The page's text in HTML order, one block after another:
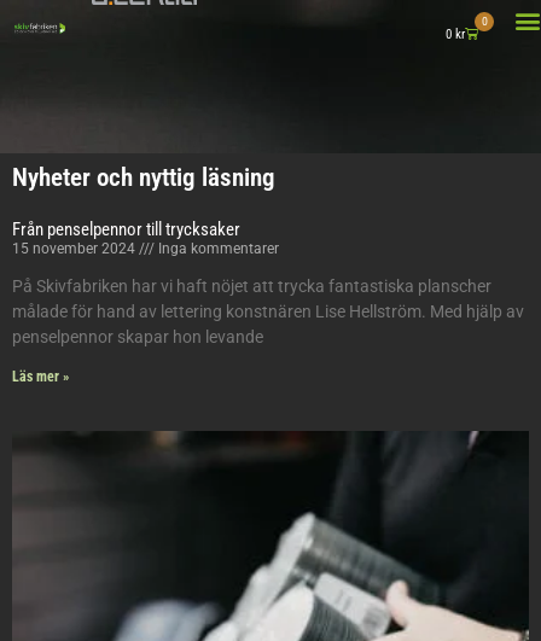
0 kr
0
Nyheter och nyttig läsning
Från penselpennor till trycksaker
15 november 2024 Inga kommentarer
På Skivfabriken har vi haft nöjet att trycka fantastiska planscher
målade för hand av lettering konstnären Lise Hellström. Med hjälp av
penselpennor skapar hon levande
Läs mer »